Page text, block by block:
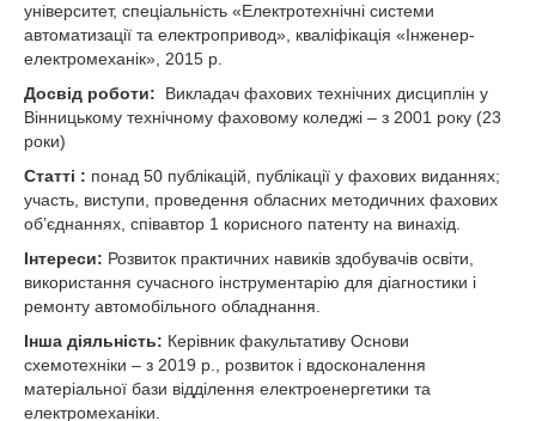
університет, спеціальність «Електротехнічні системи
автоматизації та електропривод», кваліфікація «Інженер-
електромеханік», 2015 р.
Досвід роботи:
Викладач фахових технічних дисциплін у
Вінницькому технічному фаховому коледжі – з 2001 року (23
роки)
Статті : понад 50 публікацій, публікації у фахових виданнях;
участь, виступи, проведення обласних методичних фахових
об’єднаннях, співавтор 1 корисного патенту на винахід.
Інтереси: Розвиток практичних навиків здобувачів освіти,
використання сучасного інструментарію для діагностики і
ремонту автомобільного обладнання.
Інша діяльність: Керівник факультативу Основи
схемотехніки – з 2019 р., розвиток і вдосконалення
матеріальної бази відділення електроенергетики та
електромеханіки.